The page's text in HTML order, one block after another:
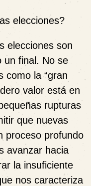
elecciones?
elecciones son
un final. No se
como la “gran
valor está en
rupturas
que nuevas
proceso profundo
avanzar hacia
la insuficiente
nos caracteriza